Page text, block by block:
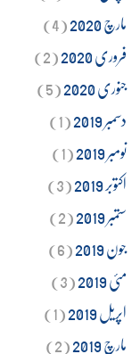
مارچ 2020
(4)
فروری 2020
(2)
جنوری 2020
(5)
دسمبر 2019
(1)
نومبر 2019
(1)
اکتوبر 2019
(3)
ستمبر 2019
(2)
جون 2019
(6)
مئی 2019
(3)
اپریل 2019
(1)
مارچ 2019
(2)